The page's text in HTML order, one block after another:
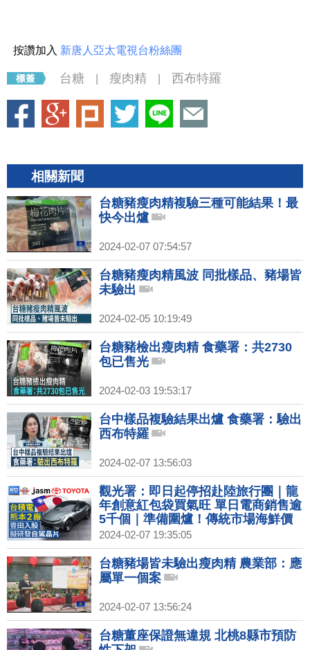
按讚加入 新唐人亞太電視台粉絲團
台糖 瘦肉精 西布特羅
相關新聞
台糖豬瘦肉精複驗三種可能結果！最
快今出爐
2024-02-07 07:54:57
台糖豬瘦肉精風波 同批樣品、豬場皆
未驗出
2024-02-05 10:19:49
台糖豬檢出瘦肉精 食藥署：共2730
包已售光
2024-02-03 19:53:17
台中樣品複驗結果出爐 食藥署：驗出
西布特羅
2024-02-07 13:56:03
觀光署：即日起停招赴陸旅行團｜龍
年創意紅包袋買氣旺 單日電商銷售逾
5千個｜準備圍爐！傳統市場海鮮價
格持平 豬肉漲10元｜食藥署認定瘦肉
精檢出是個案 加倍抽驗市售豬肉
2024-02-07 19:35:05
台糖豬場皆未驗出瘦肉精 農業部：應
屬單一個案
2024-02-07 13:56:24
台糖董座保證無違規 北桃8縣市預防